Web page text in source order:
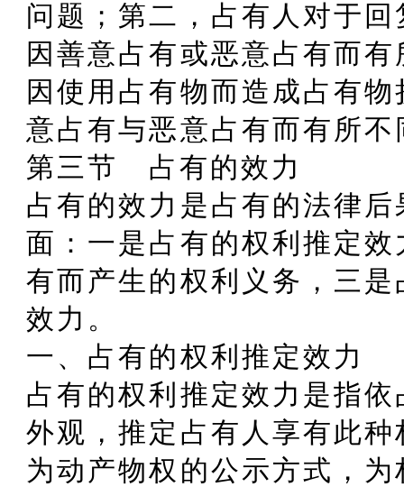
问题；第二，占有人对于
因善意占有或恶意占有而
因使用占有物而造成占有
意占有与恶意占有而有所不
第三节 占有的效力
占有的效力是占有的法律
面：一是占有的权利推定
有而产生的权利义务，三
效力。
一、占有的权利推定效力
占有的权利推定效力是指
外观，推定占有人享有此
为动产物权的公示方式，